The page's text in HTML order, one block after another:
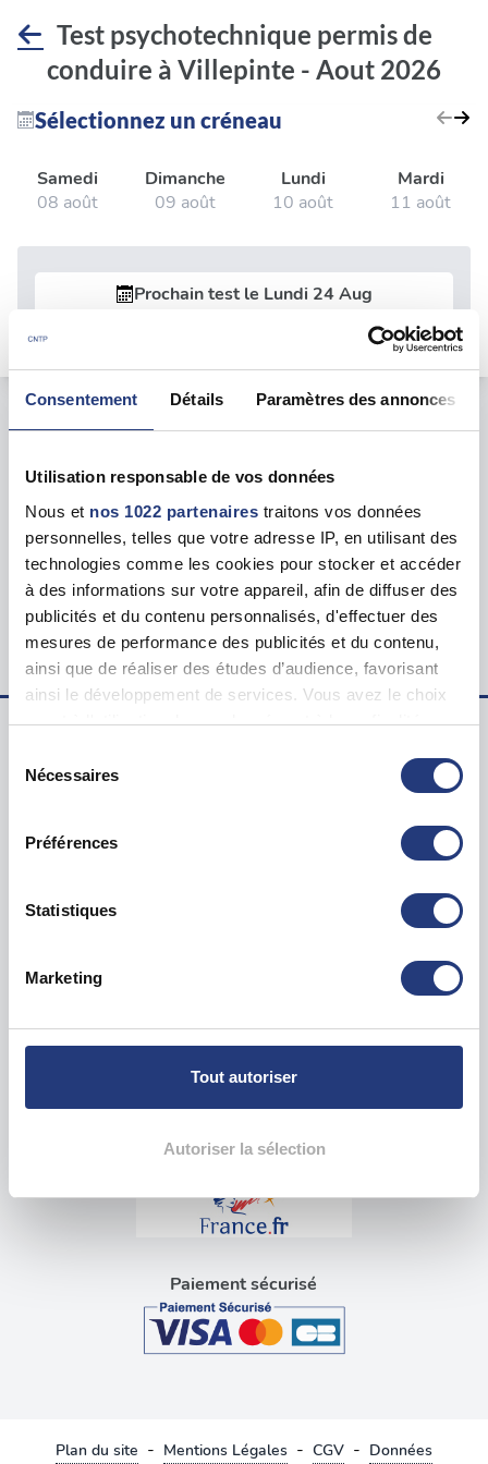
Consentement Détails Paramètres des annonces
Utilisation responsable de vos données
Nous et nos 1022 partenaires traitons vos données
personnelles, telles que votre adresse IP, en utilisant des
technologies comme les cookies pour stocker et accéder
à des informations sur votre appareil, afin de diffuser des
publicités et du contenu personnalisés, d'effectuer des
mesures de performance des publicités et du contenu,
ainsi que de réaliser des études d’audience, favorisant
ainsi le développement de services. Vous avez le choix
quant à l'utilisation de vos données et à leurs finalités.
tout moment en consultant la Déclaration relative aux
cookies ou en cliquant sur l'icône de confidentialité.
Si vous le permettez, nous aimerions également :
géographique qui peuvent être précises à plusieurs
Identifier votre appareil en l'analysant activement
pour en relever les caractéristiques spécifiques
Pour en savoir plus sur le traitement de vos données
personnelles et définir vos préférences, reportez-vous à
déclaration sur les cookies.
Les cookies nous permettent de personnaliser le contenu
et les annonces, d'offrir des fonctionnalités relatives aux
partageons également des informations sur l'utilisation de
notre site avec nos partenaires de médias sociaux, de
publicité et d'analyse, qui peuvent combiner celles-ci
avec d'autres informations que vous leur avez fournies
Nécessaires
Préférences
Statistiques
Marketing
Tout autoriser
Autoriser la sélection
Test psychotechnique permis de
conduire à Villepinte - Aout 2026
Le test psychotechnique
Tarif
127.00 €
Lieu du test psychotechnique
35 All. des Impressionnistes, 93420 Villepinte
Sélectionnez un créneau
Samedi
08 août
Dimanche
09 août
Lundi
10 août
Mardi
11 août
Prochain test le Lundi 24 Aug
Liens utiles
Examen psychotechnique ? Pour qui ?
Blog tests psychotechniques
Paiement sécurisé
Plan du site - Mentions Légales - CGV - Données